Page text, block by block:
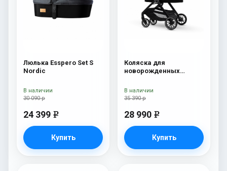
Люлька Esspero Set S
Nordic
30 090 р
24 399 e
Купить
В наличии
Коляска для
новорожденных
35 390 р
28 990 e
Купить
В наличии